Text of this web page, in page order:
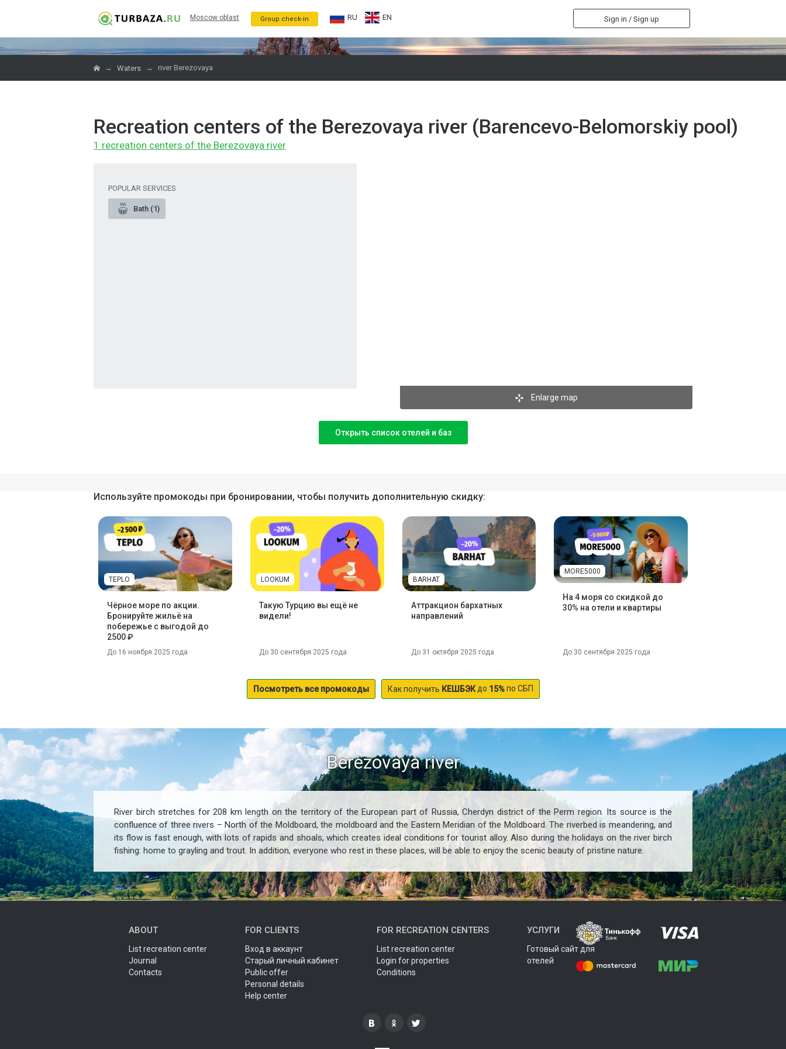
Moscow oblast Group check-in RU EN Sign in / Sign up
→ Waters → river Berezovaya
Recreation centers of the Berezovaya river (Barencevo-Belomorskiy pool)
1 recreation centers of the Berezovaya river
POPULAR SERVICES
Bath (1)
Enlarge map
Открыть список отелей и баз
Используйте промокоды при бронировании, чтобы получить дополнительную скидку:
TEPLO
Чёрное море по акции.
Бронируйте жильё на
побережье с выгодой до
2500 ₽
До 16 ноября 2025 года
LOOKUM
Такую Турцию вы ещё не
видели!
До 30 сентября 2025 года
BARHAT
Аттракцион бархатных
направлений
До 31 октября 2025 года
MORE5000
На 4 моря со скидкой до
30% на отели и квартиры
До 30 сентября 2025 года
Посмотреть все промокоды Как получить КЕШБЭКдо 15%по СБП
Berezovaya river
River birch stretches for 208 km length on the territory of the European part of Russia, Cherdyn district of the Perm region. Its source is the
confluence of three rivers – North of the Moldboard, the moldboard and the Eastern Meridian of the Moldboard. The riverbed is meandering, and
its flow is fast enough, with lots of rapids and shoals, which creates ideal conditions for tourist alloy. Also during the holidays on the river birch
fishing: home to grayling and trout. In addition, everyone who rest in these places, will be able to enjoy the scenic beauty of pristine nature.
ABOUT
List recreation center
Journal
Contacts
FOR CLIENTS
Вход в аккаунт
Старый личный кабинет
Public offer
Personal details
Help center
FOR RECREATION CENTERS
List recreation center
Login for properties
Conditions
УСЛУГИ
Готовый сайт для
отелей